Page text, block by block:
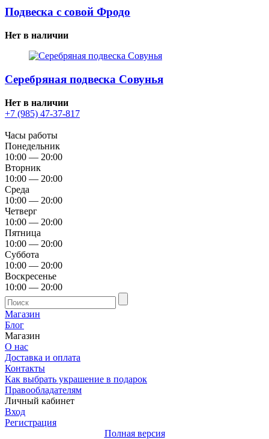
Подвеска с совой Фродо
Нет в наличии
Серебряная подвеска Совунья
Нет в наличии
+7 (985) 47-37-817
Часы работы
Понедельник
10:00 — 20:00
Вторник
10:00 — 20:00
Среда
10:00 — 20:00
Четверг
10:00 — 20:00
Пятница
10:00 — 20:00
Суббота
10:00 — 20:00
Воскресенье
10:00 — 20:00
Магазин
Блог
Магазин
О нас
Доставка и оплата
Контакты
Как выбрать украшение в подарок
Правообладателям
Личный кабинет
Вход
Регистрация
Полная версия